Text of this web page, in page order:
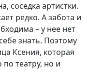
соседка артистки.
редко. А забота и
– у нее нет
знать. Поэтому
Ксения, которая
театру, но и